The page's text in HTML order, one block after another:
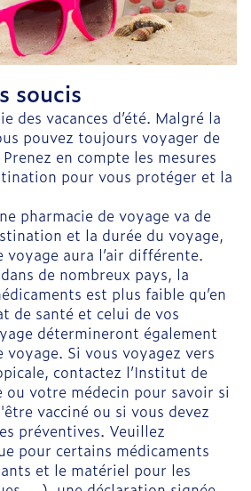
soucis
des vacances d’été. Malgré la
pouvez toujours voyager de
en compte les mesures
pour vous protéger et la
pharmacie de voyage va de
et la durée du voyage,
voyage aura l’air différente.
de nombreux pays, la
est plus faible qu’en
de santé et celui de vos
détermineront également
Si vous voyagez vers
contactez l’Institut de
ou votre médecin pour savoir si
vacciné ou si vous devez
préventives. Veuillez
pour certains médicaments
et le matériel pour les